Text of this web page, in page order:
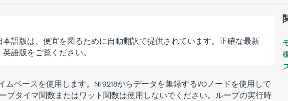
語版は、便宜を図るために自動翻訳で提供されています。正確な最新
語版をご覧ください。
ムベースを使用します。NI 9218からデータを集録するI/Oノードを使用して
プタイマ関数またはワット関数は使用しないでください。ループの実行時